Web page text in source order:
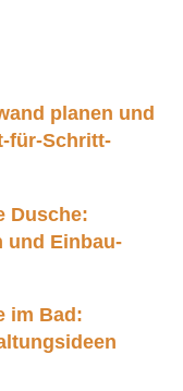
planen und
für-Schritt-
Dusche:
und Einbau-
im Bad: